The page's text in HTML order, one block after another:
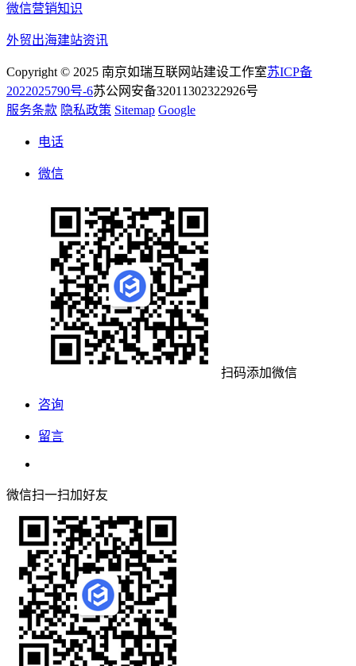
微信营销知识
外贸出海建站资讯
Copyright © 2025 南京如瑞互联网站建设工作室苏ICP备
2022025790号-6苏公网安备32011302322926号
服务条款 隐私政策 Sitemap Google
电话
微信
扫码添加微信
咨询
留言
微信扫一扫加好友